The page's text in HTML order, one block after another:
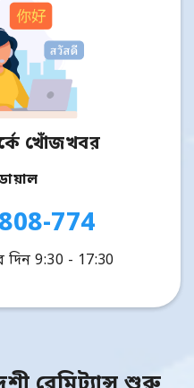
খোঁজখবর
774
দিন 9:30 - 17:30